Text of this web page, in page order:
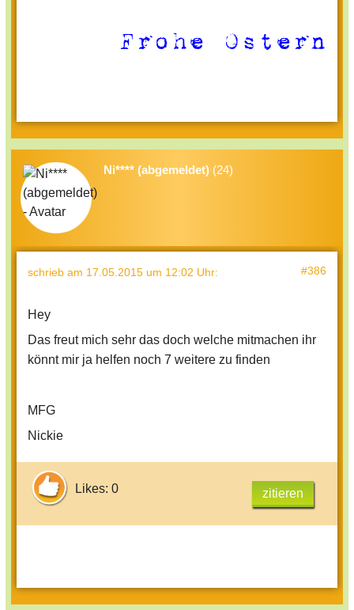
Frohe Ostern
Ni**** (abgemeldet) (24)
schrieb am 17.05.2015 um 12:02 Uhr: #386
Hey
Das freut mich sehr das doch welche mitmachen ihr
könnt mir ja helfen noch 7 weitere zu finden
MFG
Nickie
Likes: 0 zitieren